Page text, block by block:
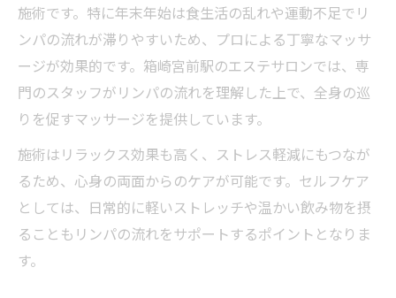
施術です。特に年末年始は食生活の乱れや運動不足でリ
ンパの流れが滞りやすいため、プロによる丁寧なマッサ
ージが効果的です。箱崎宮前駅のエステサロンでは、専
門のスタッフがリンパの流れを理解した上で、全身の巡
りを促すマッサージを提供しています。
施術はリラックス効果も高く、ストレス軽減にもつなが
るため、心身の両面からのケアが可能です。セルフケア
としては、日常的に軽いストレッチや温かい飲み物を摂
ることもリンパの流れをサポートするポイントとなりま
す。